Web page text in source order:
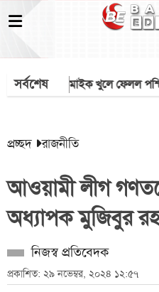
সর্বশেষ
থেকে মাইক খুলে ফেলল
প্রচ্ছদ রাজনীতি
আওয়ামী লীগ
অধ্যাপক মুজিবুর
নিজস্ব প্রতিবেদক
প্রকাশিত: ২৯ নভেম্বর, ২০২৪ ১২:৫৭